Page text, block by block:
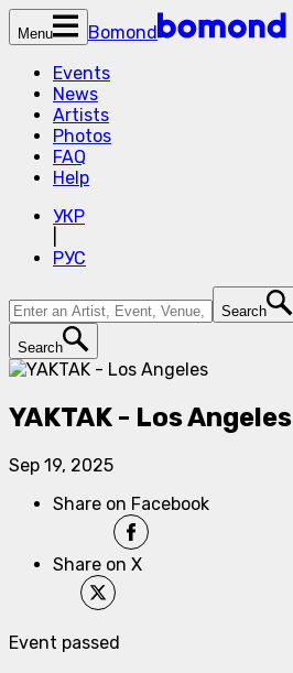
Menu
Bomond
Events
News
Artists
Photos
FAQ
Help
УКР
РУС
Search
Search
YAKTAK - Los Angeles
Sep 19, 2025
Share on Facebook
Share on X
Event passed